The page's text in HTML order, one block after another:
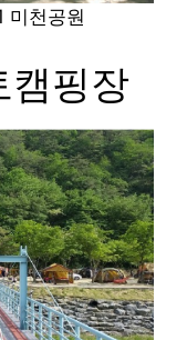
미천공원
캠핑장